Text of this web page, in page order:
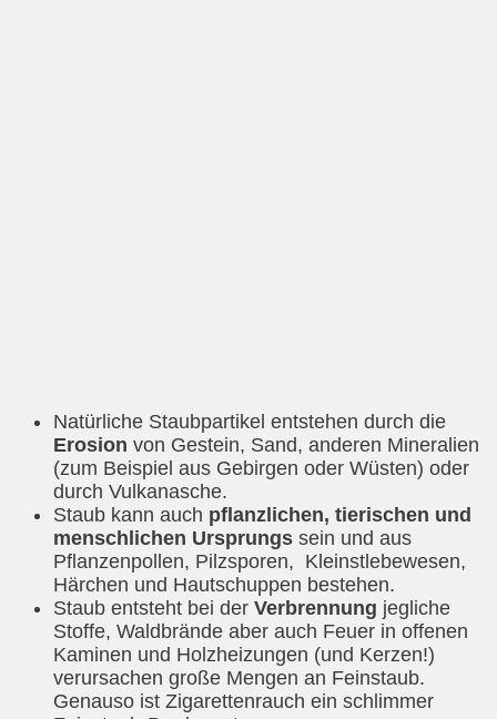
Natürliche Staubpartikel entstehen durch die
Erosion von Gestein, Sand, anderen Mineralien
(zum Beispiel aus Gebirgen oder Wüsten) oder
durch Vulkanasche.
Staub kann auch pflanzlichen, tierischen und
menschlichen Ursprungs sein und aus
Pflanzenpollen, Pilzsporen, Kleinstlebewesen,
Härchen und Hautschuppen bestehen.
Staub entsteht bei der Verbrennung jegliche
Stoffe, Waldbrände aber auch Feuer in offenen
Kaminen und Holzheizungen (und Kerzen!)
verursachen große Mengen an Feinstaub.
Genauso ist Zigarettenrauch ein schlimmer